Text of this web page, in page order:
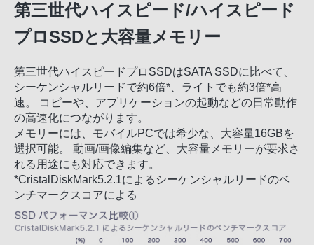
第三世代ハイスピード/ハイスピード
プロSSDと大容量メモリー
第三世代ハイスピードプロSSDはSATA SSDに比べて、
シーケンシャルリードで約6倍*、ライトでも約3倍*高
速。 コピーや、アプリケーションの起動などの日常動作
の高速化につながります。
メモリーには、モバイルPCでは希少な、大容量16GBを
選択可能。 動画/画像編集など、大容量メモリーが要求さ
れる用途にも対応できます。
*CristalDiskMark5.2.1によるシーケンシャルリードのベ
ンチマークスコアによる